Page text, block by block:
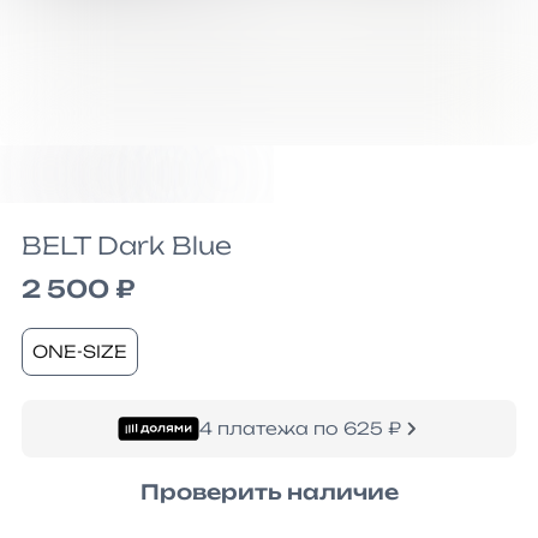
BELT Dark Blue
2 500 ₽
ONE-SIZE
4 платежа по 625 ₽
Проверить наличие